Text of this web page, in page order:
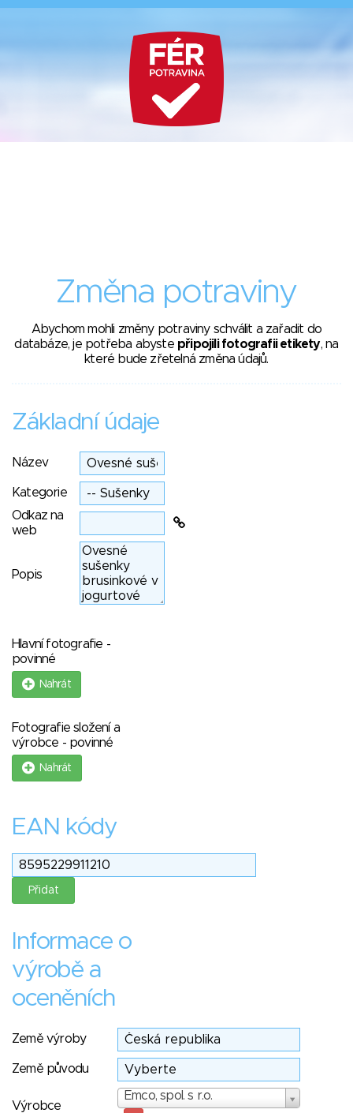
Změna potraviny
Abychom mohli změny potraviny schválit a zařadit do
databáze, je potřeba abyste připojili fotografii etikety, na
které bude zřetelná změna údajů.
Základní údaje
Název
Kategorie
Odkaz na
web
Popis
Hlavní fotografie -
povinné
Nahrát
Fotografie složení a
výrobce - povinné
Nahrát
EAN kódy
Informace o
výrobě a
oceněních
Země výroby
Země původu
Výrobce
Emco, spol. s r.o.
Výrobce